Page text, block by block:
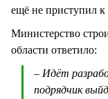
ещё не приступил к
Министерство
области ответило:
– Идёт
подрядчик